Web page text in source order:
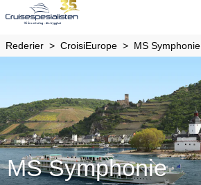
Rederier CroisiEurope MS Symphonie
MS Symphonie